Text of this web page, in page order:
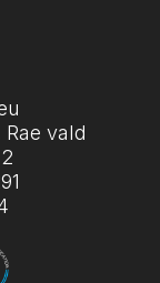
vald